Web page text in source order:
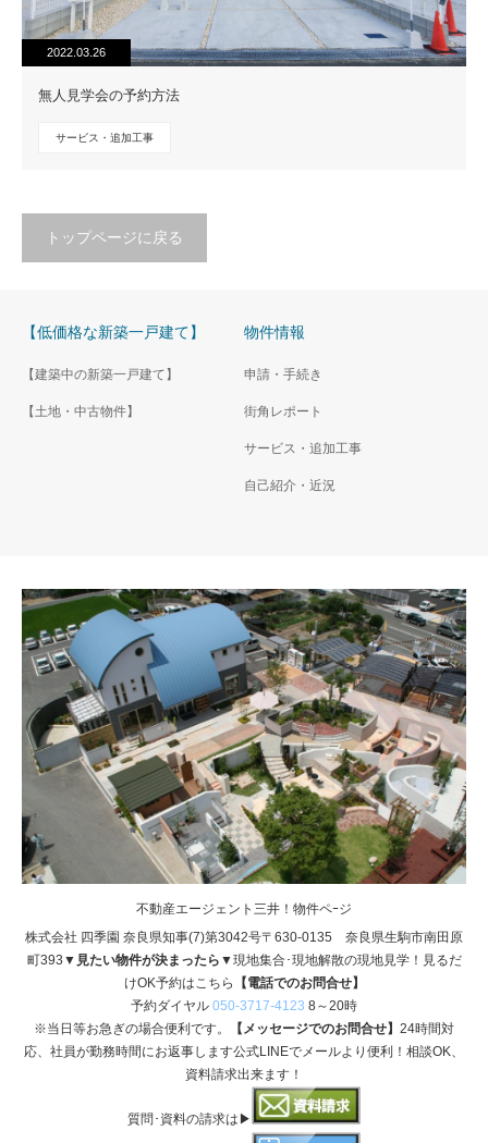
2022.03.26
無人見学会の予約方法
サービス・追加工事
トップページに戻る
【低価格な新築一戸建て】
【建築中の新築一戸建て】
【土地・中古物件】
物件情報
申請・手続き
街角レポート
サービス・追加工事
自己紹介・近況
不動産エージェント三井！物件ペｰジ
株式会社 四季園 奈良県知事(7)第3042号〒630-0135 奈良県生駒市南田原
町393 ▼見たい物件が決まったら▼現地集合･現地解散の現地見学！見るだ
けOK予約はこちら
【電話でのお問合せ】
予約ダイヤル 050-3717-4123 8～20時
※当日等お急ぎの場合便利です。
【メッセージでのお問合せ】 24時間対
応、社員が勤務時間にお返事します公式LINEでメールより便利！相談OK、
資料請求出来ます！
質問･資料の請求は▶